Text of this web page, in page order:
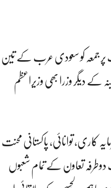
پر جمعہ کو سعودی عرب کے تین
کے دیگر وزرا بھی وزیراعظم
توانائی، پاکستانی محنت
تعاون کے تمام شعبوں